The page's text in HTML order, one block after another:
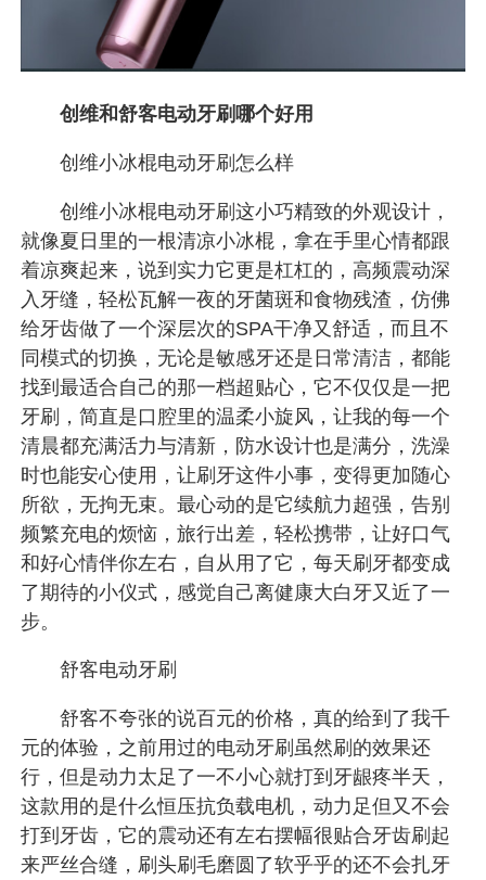
创维和舒客电动牙刷哪个好用
创维小冰棍电动牙刷怎么样
创维小冰棍电动牙刷这小巧精致的外观设计，
就像夏日里的一根清凉小冰棍，拿在手里心情都跟
着凉爽起来，说到实力它更是杠杠的，高频震动深
入牙缝，轻松瓦解一夜的牙菌斑和食物残渣，仿佛
给牙齿做了一个深层次的SPA干净又舒适，而且不
同模式的切换，无论是敏感牙还是日常清洁，都能
找到最适合自己的那一档超贴心，它不仅仅是一把
牙刷，简直是口腔里的温柔小旋风，让我的每一个
清晨都充满活力与清新，防水设计也是满分，洗澡
时也能安心使用，让刷牙这件小事，变得更加随心
所欲，无拘无束。最心动的是它续航力超强，告别
频繁充电的烦恼，旅行出差，轻松携带，让好口气
和好心情伴你左右，自从用了它，每天刷牙都变成
了期待的小仪式，感觉自己离健康大白牙又近了一
步。
舒客电动牙刷
舒客不夸张的说百元的价格，真的给到了我千
元的体验，之前用过的电动牙刷虽然刷的效果还
行，但是动力太足了一不小心就打到牙龈疼半天，
这款用的是什么恒压抗负载电机，动力足但又不会
打到牙齿，它的震动还有左右摆幅很贴合牙齿刷起
来严丝合缝，刷头刷毛磨圆了软乎乎的还不会扎牙